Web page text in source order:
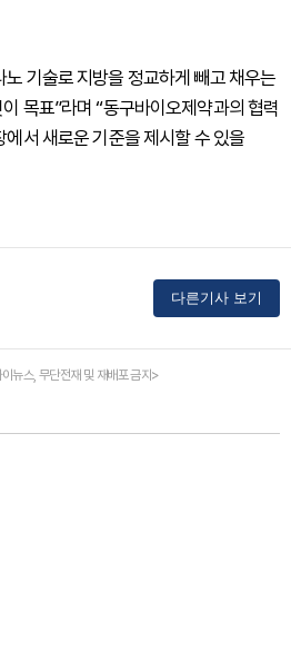
기술로 지방을 정교하게 빼고 채우는
목표”라며 “동구바이오제약과의 협력
서 새로운 기준을 제시할 수 있을
다른기사 보기
뉴스, 무단전재 및 재배포 금지>